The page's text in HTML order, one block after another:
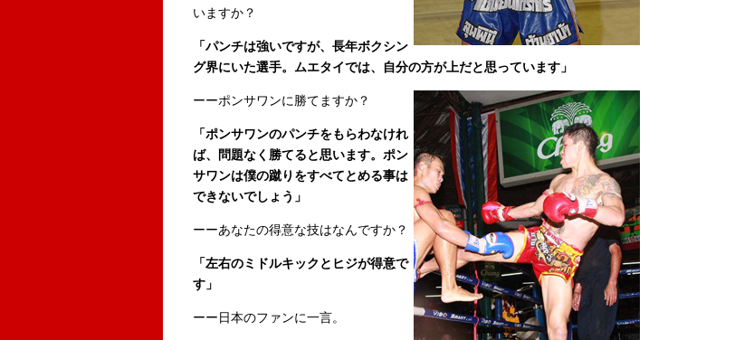
いますか？
「パンチは強いですが、長年ボクシン
グ界にいた選手。ムエタイでは、自分の方が上だと思っています」
ーーポンサワンに勝てますか？
「ポンサワンのパンチをもらわなけれ
ば、問題なく勝てると思います。ポン
サワンは僕の蹴りをすべてとめる事は
できないでしょう」
ーーあなたの得意な技はなんですか？
「左右のミドルキックとヒジが得意で
す」
ーー日本のファンに一言。